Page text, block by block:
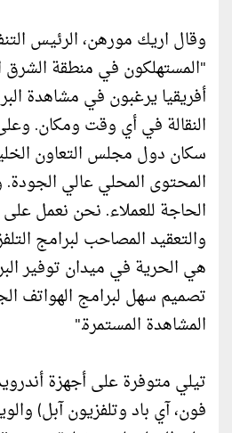
وقال اريك مورهن، الرئيس
"المستهلكون في منطقة
أفريقيا يرغبون في مشاهدة
النقالة في أي وقت ومكان.
سكان دول مجلس التعاون
المحتوى المحلي عالي
الحاجة للعملاء. نحن نعمل
والتعقيد المصاحب لبرامج
هي الحرية في ميدان توفير
تصميم سهل لبرامج الهواتف
المشاهدة المستمرة."
تيلي متوفرة على أجهزة
فون، آي باد وتلفزيون آبل)